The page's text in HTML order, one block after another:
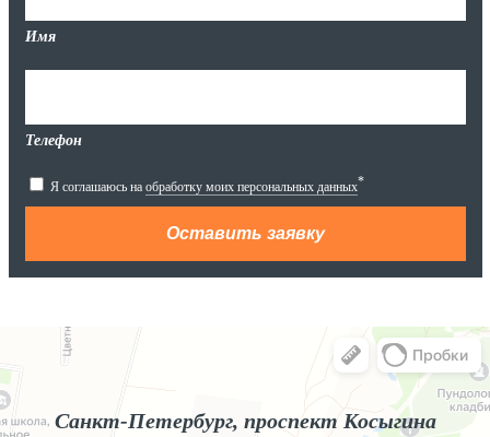
Имя
Телефон
Я соглашаюсь на обработку моих персональных данных*
Яндекс.Карты
Яндекс.Карты — поиск мест и адресов, городской транспорт
Санкт-Петербург, проспект Косыгина